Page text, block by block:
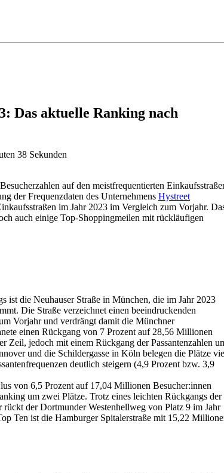
Das aktuelle Ranking nach
38 Sekunden
auf den meistfrequentierten
der Frequenzdaten des Unternehmens Hystreet
im Jahr 2023 im Vergleich zum Vorjahr.
auch einige Top-Shoppingmeilen mit rückläufigen
ist die Neuhauser Straße in München, die im Jahr 2023
Die Straße verzeichnet einen beeindruckenden
Vorjahr und verdrängt damit die Münchner
einen Rückgang von 7 Prozent auf 28,56 Millionen
Zeil, jedoch mit einem Rückgang der Passantenzahlen
und die Schildergasse in Köln belegen die Plätze
deutlich steigern (4,9 Prozent bzw. 3,9
von 6,5 Prozent auf 17,04 Millionen Besucher:innen
um zwei Plätze. Trotz eines leichten Rückgangs der
der Dortmunder Westenhellweg von Platz 9 im Jahr
Ten ist die Hamburger Spitalerstraße mit 15,22